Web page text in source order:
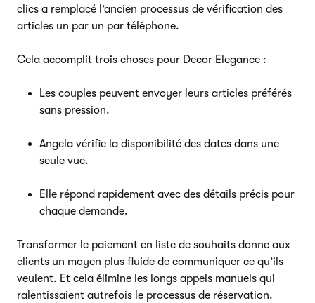
clics a remplacé l’ancien processus de vérification des
articles un par un par téléphone.
Cela accomplit trois choses pour Decor Elegance :
Les couples peuvent envoyer leurs articles préférés
sans pression.
Angela vérifie la disponibilité des dates dans une
seule vue.
Elle répond rapidement avec des détails précis pour
chaque demande.
Transformer le paiement en liste de souhaits donne aux
clients un moyen plus fluide de communiquer ce qu’ils
veulent. Et cela élimine les longs appels manuels qui
ralentissaient autrefois le processus de réservation.